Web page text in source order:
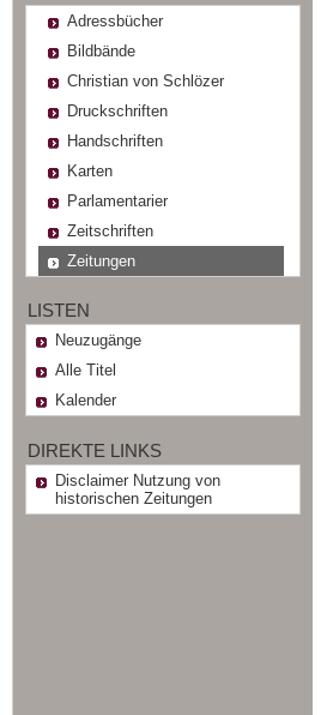
Adressbücher
Bildbände
Christian von Schlözer
Druckschriften
Handschriften
Karten
Parlamentarier
Zeitschriften
Zeitungen
LISTEN
Neuzugänge
Alle Titel
Kalender
DIREKTE LINKS
Disclaimer Nutzung von
historischen Zeitungen